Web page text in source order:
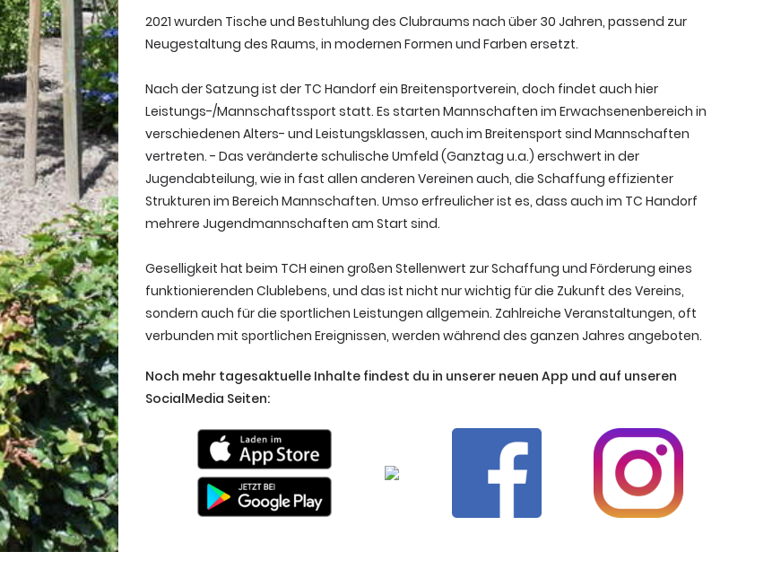
2021 wurden Tische und Bestuhlung des Clubraums nach über 30 Jahren, passend zur
Neugestaltung des Raums, in modernen Formen und Farben ersetzt.
Nach der Satzung ist der TC Handorf ein Breitensportverein, doch findet auch hier
Leistungs-/Mannschaftssport statt. Es starten Mannschaften im Erwachsenenbereich in
verschiedenen Alters- und Leistungsklassen, auch im Breitensport sind Mannschaften
vertreten. - Das veränderte schulische Umfeld (Ganztag u.a.) erschwert in der
Jugendabteilung, wie in fast allen anderen Vereinen auch, die Schaffung effizienter
Strukturen im Bereich Mannschaften. Umso erfreulicher ist es, dass auch im TC Handorf
mehrere Jugendmannschaften am Start sind.
Geselligkeit hat beim TCH einen großen Stellenwert zur Schaffung und Förderung eines
funktionierenden Clublebens, und das ist nicht nur wichtig für die Zukunft des Vereins,
sondern auch für die sportlichen Leistungen allgemein. Zahlreiche Veranstaltungen, oft
verbunden mit sportlichen Ereignissen, werden während des ganzen Jahres angeboten.
Noch mehr tagesaktuelle Inhalte findest du in unserer neuen App und auf unseren
SocialMedia Seiten: